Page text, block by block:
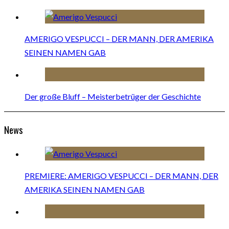
AMERIGO VESPUCCI – DER MANN, DER AMERIKA
SEINEN NAMEN GAB
Der große Bluff – Meisterbetrüger der Geschichte
News
PREMIERE: AMERIGO VESPUCCI – DER MANN, DER
AMERIKA SEINEN NAMEN GAB